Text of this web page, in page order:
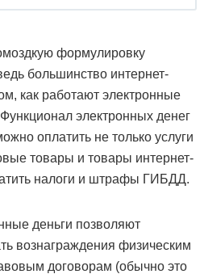
формулировку
большинство интернет-
как работают электронные
электронных денег
оплатить не только услуги
товары и товары интернет-
налоги и штрафы ГИБДД.
деньги позволяют
вознаграждения физическим
договорам (обычно это